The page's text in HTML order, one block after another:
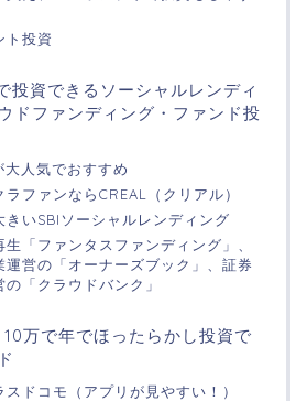
ト投資
投資できるソーシャルレンディ
ドファンディング・ファンド投
大人気でおすすめ
ラファンならCREAL（クリアル）
きいSBIソーシャルレンディング
生「ファンタスファンディング」、
運営の「オーナーズブック」、証券
の「クラウドバンク」
10万で年でほったらかし投資で
スドコモ（アプリが見やすい！）